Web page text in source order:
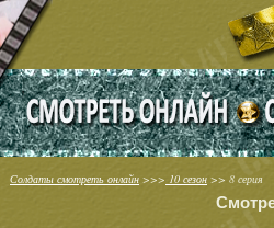
Солдаты смотреть онлайн >>> 10 сезон >> 8 серия